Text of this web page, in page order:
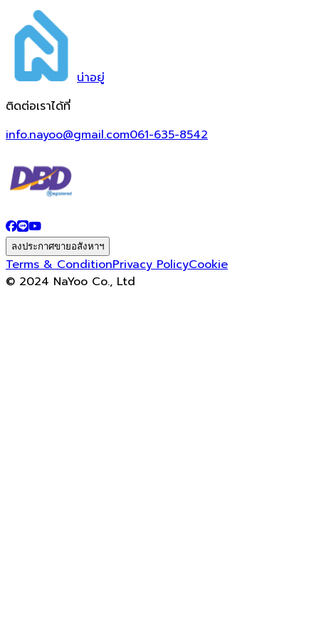
น่าอยู่
ติดต่อเราได้ที่
info.nayoo@gmail.com061-635-8542
ลงประกาศขายอสังหาฯ
Terms & ConditionPrivacy PolicyCookie
© 2024 NaYoo Co., Ltd